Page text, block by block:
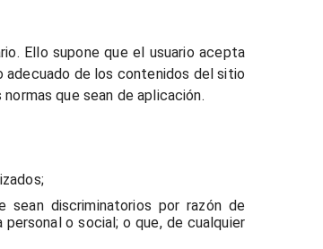
Ello supone que el usuario acepta
adecuado de los contenidos del sitio
que sean de aplicación.
discriminatorios por razón de
o social; o que, de cualquier